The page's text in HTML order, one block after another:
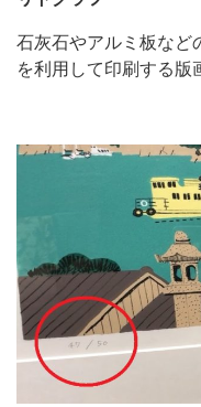
石灰石やアルミ板など
を利用して印刷する版